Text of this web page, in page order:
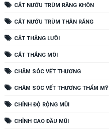
CẮT NƯỚU TRÙM RĂNG KHÔN
CẮT NƯỚU TRÙM THÂN RĂNG
CẮT THẮNG LƯỠI
CẮT THẮNG MÔI
CHĂM SÓC VẾT THƯƠNG
CHĂM SÓC VẾT THƯƠNG THẨM MỸ
CHỈNH ĐỘ RỘNG MŨI
CHỈNH CAO ĐẦU MŨI